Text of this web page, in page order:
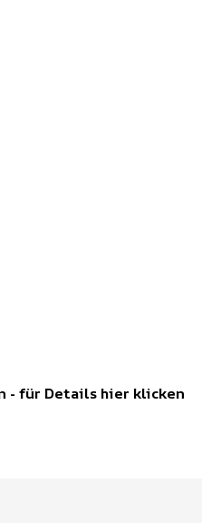
- für Details hier klicken